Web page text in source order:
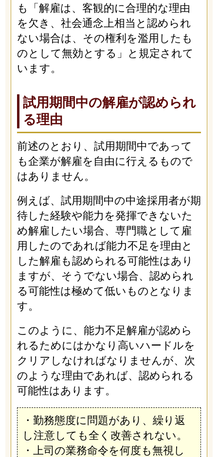
も「解雇は、客観的に合理的な理由
を欠き、社会通念上相当と認められ
ない場合は、その権利を濫用したも
のとして無効とする」と規定されて
います。
試用期間中の解雇が認められ
る理由
前述のとおり、試用期間中であって
も企業が解雇を自由に行えるもので
はありません。
例えば、試用期間中の中途採用者が期
待した経験や能力を発揮できないた
め解雇したい場合、専門職として雇
用したのであれば能力不足を理由と
した解雇も認められる可能性はあり
ますが、そうでない場合、認められ
る可能性は極めて低いものとなりま
す。
このように、能力不足解雇が認めら
れるためにはかなり高いハードルを
クリアしなければなりませんが、次
のような理由であれば、認められる
可能性はあります。
・勤務態度に問題があり、繰り返
し注意しても全く改善されない。
・上司の業務命令を何度も無視し